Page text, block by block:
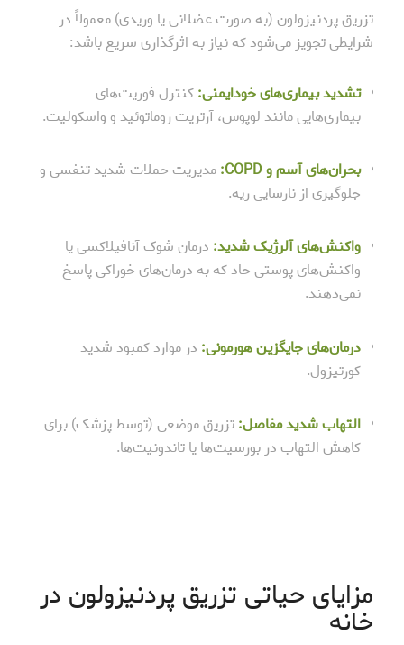
تزریق پردنیزولون (به صورت عضلانی یا وریدی) معمولاً در
شرایطی تجویز می‌شود که نیاز به اثرگذاری سریع باشد:
تشدید بیماری‌های خودایمنی:کنترل فوریت‌های
بیماری‌هایی مانند لوپوس، آرتریت روماتوئید و واسکولیت.
بحران‌های آسم و COPD:
مدیریت حملات شدید تنفسی و
جلوگیری از نارسایی ریه.
واکنش‌های آلرژیک شدید: درمان شوک آنافیلاکسی یا
واکنش‌های پوستی حاد که به درمان‌های خوراکی پاسخ
نمی‌دهند.
درمان‌های جایگزین هورمونی: در موارد کمبود شدید
کورتیزول.
التهاب شدید مفاصل:تزریق موضعی (توسط پزشک) برای
کاهش التهاب در بورسیت‌ها یا تاندونیت‌ها.
مزایای حیاتی تزریق پردنیزولون در
خانه